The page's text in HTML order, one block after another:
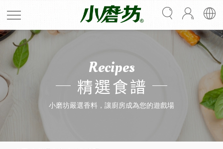
Recipes
精選食譜
小磨坊嚴選香料，讓廚房成為您的遊戲場